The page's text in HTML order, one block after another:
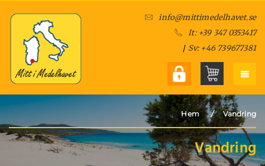
info@mittimedelhavet.se
It: +39 347 0353417
/ Sv: +46 739677381
Hem / Vandring
Vandring